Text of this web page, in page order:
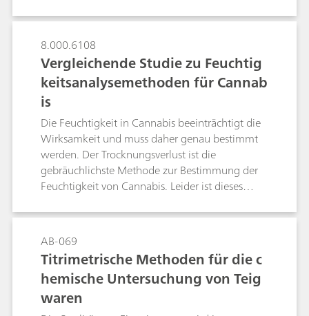
Wasser beschrieben. Das gleiche Dosierprinzip
ermöglicht auch die automatische
Wasserbestimmung in hochviskosen Wasser-
Glykol-Gemischen und niedrigsiedenden
organischen Lösungsmiteln wie n-Pentane. Des
Weiteren eignet sich die Methode, die
arbeitsintensive und fehleranfällige
Eignungsprüfung nach Kapitel 2.5.12 der
Europäischen Pharmacopoeia zu übernehmen.
8.000.6108
Vergleichende Studie zu Feuchtig
keitsanalysemethoden für Cannab
is
Die Feuchtigkeit in Cannabis beeinträchtigt die
Wirksamkeit und muss daher genau bestimmt
werden. Der Trocknungsverlust ist die
gebräuchlichste Methode zur Bestimmung der
Feuchtigkeit von Cannabis. Leider ist dieses
Verlust jeglicher flüchtiger Komponenten, z. B.
von Terpenen, wird fälschlicherweise als
Feuchtigkeitsverlust gewertet. Die Karl-Fischer-
Titration ist der einzige chemisch spezifische Test
für Feuchtigkeit. Auf diesem Poster ist das zur
Bestimmung des Feuchtigkeitsgehalts mittels
AB-069
Titrimetrische Methoden für die c
hemische Untersuchung von Teig
waren